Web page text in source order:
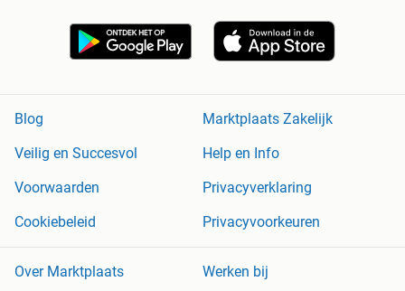
Blog
Marktplaats Zakelijk
Veilig en Succesvol
Help en Info
Voorwaarden
Privacyverklaring
Cookiebeleid
Privacyvoorkeuren
Over Marktplaats Werken bij